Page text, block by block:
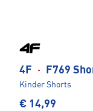
4F · F769
Kinder Shorts
€ 14,99